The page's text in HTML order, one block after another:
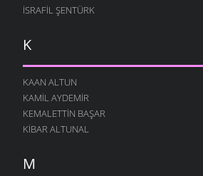
İSRAFIL ŞENTÜRK
K
KAAN ALTUN
KAMIL AYDEMIR
KEMALETTIN BAŞAR
KIBAR ALTUNAL
M